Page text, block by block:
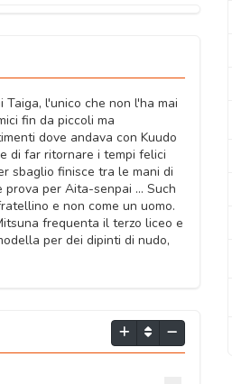
l'unico che non l'ha mai
fin da piccoli ma
dove andava con Kuudo
di far ritornare i tempi felici
sbaglio finisce tra le mani di
per Aita-senpai ... Such
e non come un uomo.
frequenta il terzo liceo e
per dei dipinti di nudo,